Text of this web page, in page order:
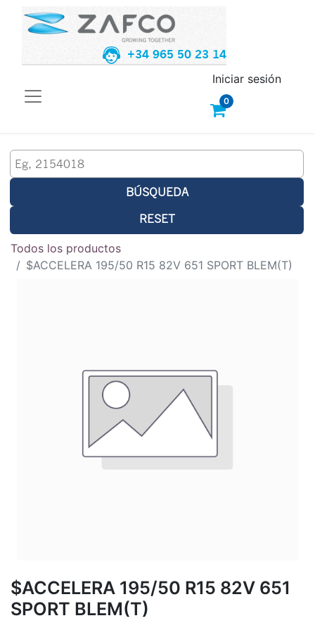
+34 965 50 23 14
0
Iniciar sesión
BÚSQUEDA
RESET
Todos los productos
$ACCELERA 195/50 R15 82V 651 SPORT BLEM(T)
$ACCELERA 195/50 R15 82V 651
SPORT BLEM(T)